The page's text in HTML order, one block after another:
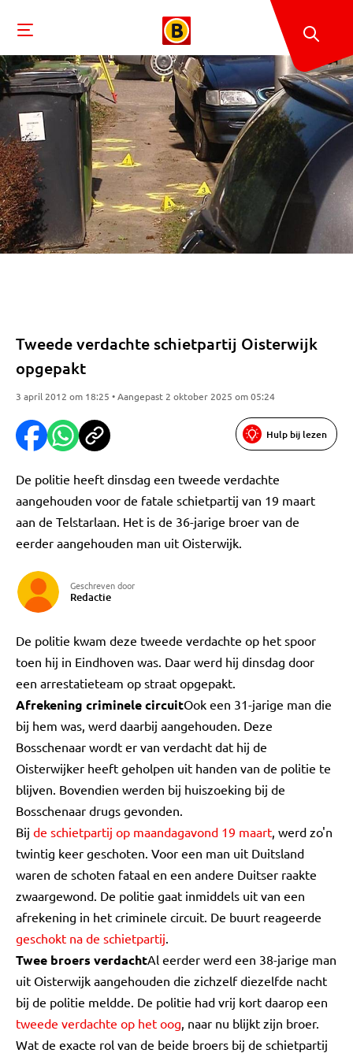
Tweede verdachte schietpartij Oisterwijk
opgepakt
3 april 2012 om 18:25 • Aangepast 2 oktober 2025 om 05:24
Hulp bij lezen
De politie heeft dinsdag een tweede verdachte
aangehouden voor de fatale schietpartij van 19 maart
aan de Telstarlaan. Het is de 36-jarige broer van de
eerder aangehouden man uit Oisterwijk.
Geschreven door
Redactie
De politie kwam deze tweede verdachte op het spoor
toen hij in Eindhoven was. Daar werd hij dinsdag door
een arrestatieteam op straat opgepakt.
Afrekening criminele circuitOok een 31-jarige man die
bij hem was, werd daarbij aangehouden. Deze
Bosschenaar wordt er van verdacht dat hij de
Oisterwijker heeft geholpen uit handen van de politie te
blijven. Bovendien werden bij huiszoeking bij de
Bosschenaar drugs gevonden.
Bij de schietpartij op maandagavond 19 maart, werd zo'n
twintig keer geschoten. Voor een man uit Duitsland
waren de schoten fataal en een andere Duitser raakte
zwaargewond. De politie gaat inmiddels uit van een
afrekening in het criminele circuit. De buurt reageerde
geschokt na de schietpartij.
Twee broers verdachtAl eerder werd een 38-jarige man
uit Oisterwijk aangehouden die zichzelf diezelfde nacht
bij de politie meldde. De politie had vrij kort daarop een
tweede verdachte op het oog, naar nu blijkt zijn broer.
Wat de exacte rol van de beide broers bij de schietpartij